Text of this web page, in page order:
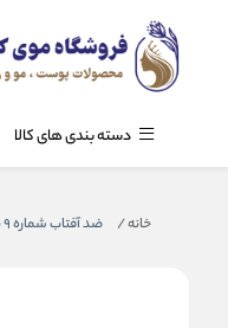
دسته بندی های کالا
خانه/ ضد آفتاب شماره ۹ نامبوزین